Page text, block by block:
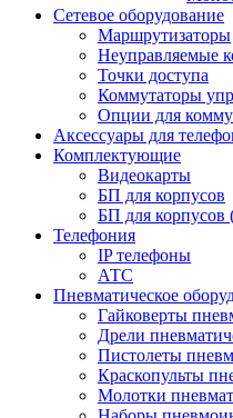
Сетевое оборудование
Маршрутизаторы
Неуправляемые
Точки доступа
Коммутаторы
Опции для
Аксессуары для
Комплектующие
Видеокарты
БП для корпусов
БП для
Телефония
IP телефоны
АТС
Пневматическое
Гайковерты
Дрели
Пистолеты
Краскопульты
Молотки